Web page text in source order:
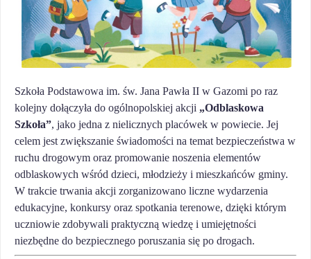
Szkoła Podstawowa im. św. Jana Pawła II w Gazomi po raz
kolejny dołączyła do ogólnopolskiej akcji „Odblaskowa
Szkoła”, jako jedna z nielicznych placówek w powiecie. Jej
celem jest zwiększanie świadomości na temat bezpieczeństwa w
ruchu drogowym oraz promowanie noszenia elementów
odblaskowych wśród dzieci, młodzieży i mieszkańców gminy.
W trakcie trwania akcji zorganizowano liczne wydarzenia
edukacyjne, konkursy oraz spotkania terenowe, dzięki którym
uczniowie zdobywali praktyczną wiedzę i umiejętności
niezbędne do bezpiecznego poruszania się po drogach.